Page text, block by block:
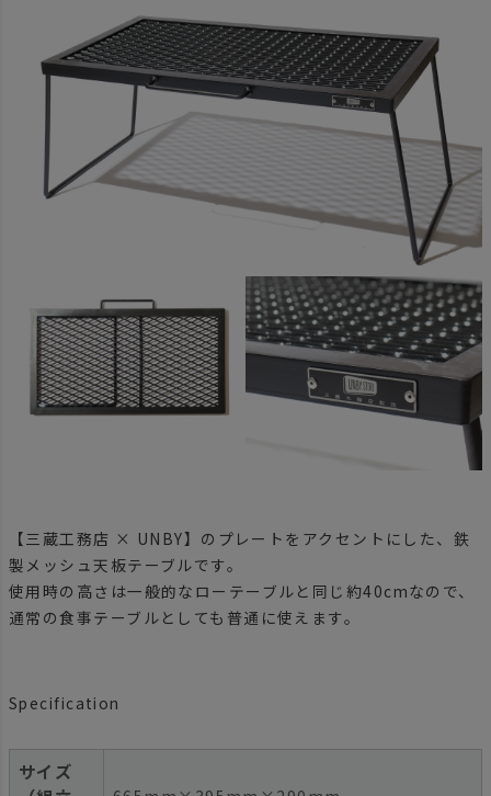
【三蔵工務店 × UNBY】のプレートをアクセントにした、鉄
製メッシュ天板テーブルです。
使用時の高さは一般的なローテーブルと同じ約40cmなので、
通常の食事テーブルとしても普通に使えます。
Specification
サイズ